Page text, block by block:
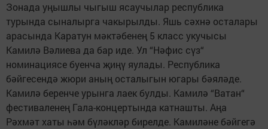
Зонада уңышлы чыгыш ясаучылар республика
турында сыналырга чакырылды. Яшь сәхнә осталары
арасында Каратун мәктәбенең 5 класс укучысы
Камилә Вәлиева да бар иде. Ул “Нәфис сүз“
номинациясе буенча җиңү яулады. Республика
бәйгесендә жюри аның осталыгын югары бәяләде.
Камилә беренче урынга лаек булды. Камилә “Ватан“
фестиваленең Гала-концертында катнашты. Аңа
Рәхмәт хаты һәм бүләкләр бирелде. Камиләне бәйгегә